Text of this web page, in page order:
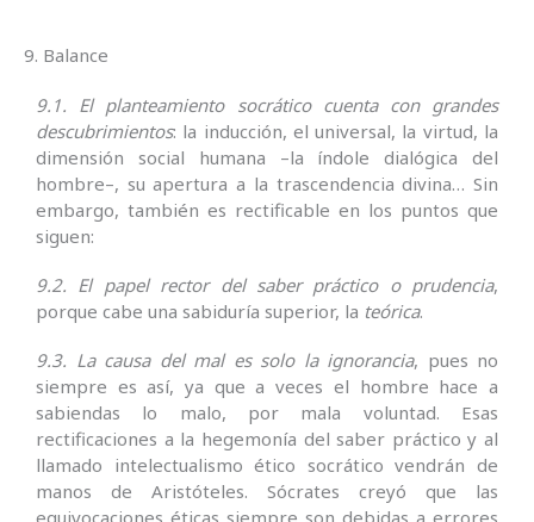
9. Balance
9.1. El planteamiento socrático cuenta con grandes
descubrimientos: la inducción, el universal, la virtud, la
dimensión social humana –la índole dialógica del
hombre–, su apertura a la trascendencia divina… Sin
embargo, también es rectificable en los puntos que
siguen:
9.2. El papel rector del saber práctico o prudencia,
porque cabe una sabiduría superior, la teórica.
9.3. La causa del mal es solo la ignorancia, pues no
siempre es así, ya que a veces el hombre hace a
sabiendas lo malo, por mala voluntad. Esas
rectificaciones a la hegemonía del saber práctico y al
llamado intelectualismo ético socrático vendrán de
manos de Aristóteles. Sócrates creyó que las
equivocaciones éticas siempre son debidas a errores